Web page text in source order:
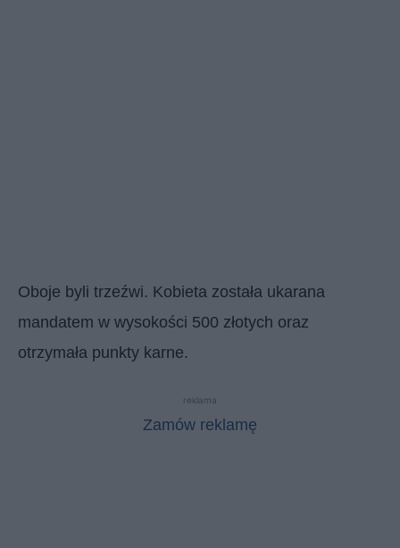
Oboje byli trzeźwi. Kobieta została ukarana
mandatem w wysokości 500 złotych oraz
otrzymała punkty karne.
reklama
Zamów reklamę